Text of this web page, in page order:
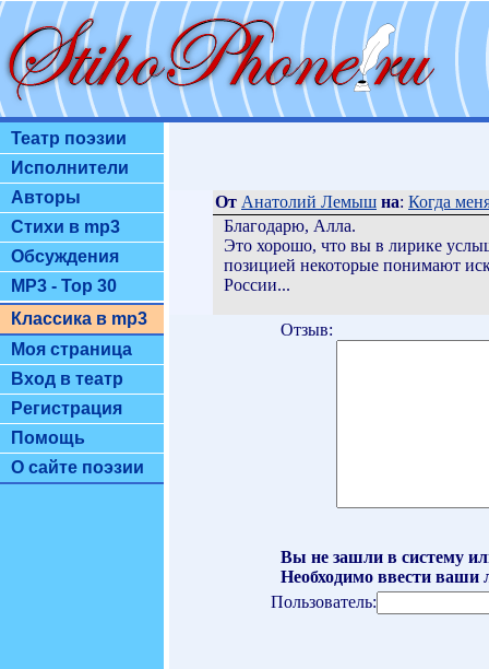
Театр поэзии
Исполнители
Авторы
Стихи в mp3
Обсуждения
MP3 - Top 30
Классика в mp3
Моя страница
Вход в театр
Регистрация
Помощь
О сайте поэзии
От Анатолий Лемыш на: Когда
Благодарю, Алла.
Это хорошо, что вы в лирике
позицией некоторые понимают
России...
Отзыв:
Вы не зашли в систему
Необходимо ввести ваши
Пользователь: